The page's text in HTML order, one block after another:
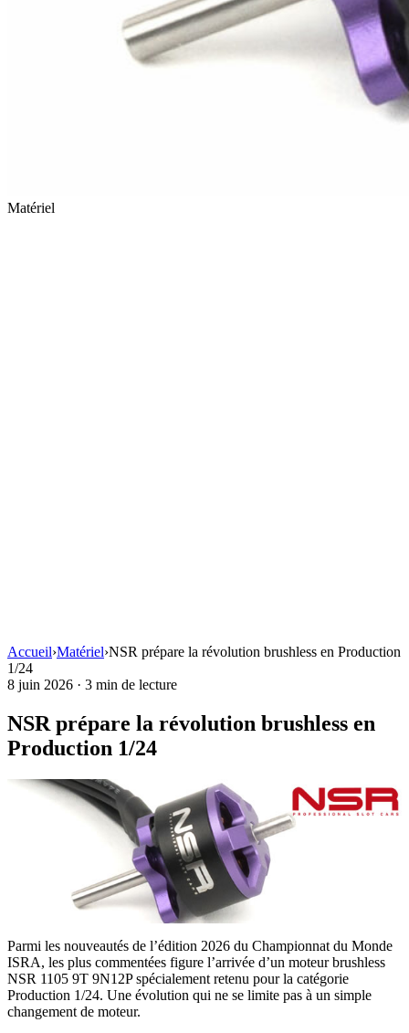
Matériel
Accueil›Matériel›NSR prépare la révolution brushless en Production
1/24
8 juin 2026 · 3 min de lecture
NSR prépare la révolution brushless en
Production 1/24
Parmi les nouveautés de l’édition 2026 du Championnat du Monde
ISRA, les plus commentées figure l’arrivée d’un moteur brushless
NSR 1105 9T 9N12P spécialement retenu pour la catégorie
Production 1/24. Une évolution qui ne se limite pas à un simple
changement de moteur.